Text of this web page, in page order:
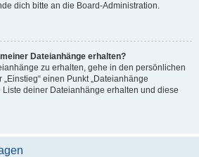
dich bitte an die Board-Administration.
Dateianhänge erhalten?
zu erhalten, gehe in den persönlichen
einen Punkt „Dateianhänge
Liste deiner Dateianhänge erhalten und diese